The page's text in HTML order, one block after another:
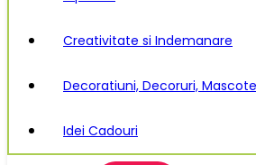
Creativitate si Indemanare
Decoratiuni, Decoruri, Mascote
Idei Cadouri